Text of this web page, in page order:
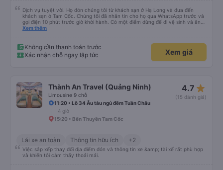
Dịch vụ tuyệt vời. Họ đón chúng tôi từ khách sạn ở Hạ Long và đưa đến
khách sạn ở Tam Cốc. Chúng tôi đã nhắn tin cho họ qua WhatsApp trước và
gọi điện 10 phút trước giờ khởi hành. Có một điểm dừng để đi vệ sinh và ăn
nhẹ. Họ cung cấp một chai nước 0,5 lít. Xe buýt lớn và chỗ ngồi khá thoải
Xem thêm
Không cần thanh toán trước
Xác nhận chỗ ngay lập tức
Xem giá
Thành An Travel (Quảng Ninh)
Limousine 9 chỗ
4.7 star_rate
(15 đánh giá)
11:20 • Lô 34 Âu tàu ngủ đêm Tuần Châu
4 giờ
15:20 • Bến Thuyền Tam Cốc
Lái xe an toàn Thông tin hữu ích +2
Việc sắp xếp thay đổi địa điểm đón và thông tin xe &amp; tài xế rất phù hợp
và khiến tôi cảm thấy thoải mái.